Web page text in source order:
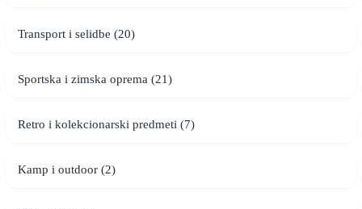
Transport i selidbe (20)
Sportska i zimska oprema (21)
Retro i kolekcionarski predmeti (7)
Kamp i outdoor (2)